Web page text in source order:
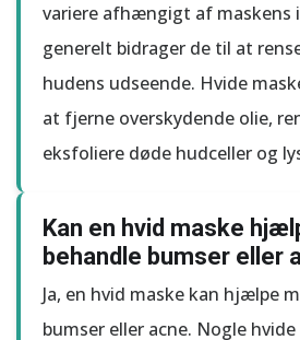
variere afhængigt af maskens
generelt bidrager de til at
hudens udseende. Hvide
at fjerne overskydende olie,
eksfoliere døde hudceller og
Kan en hvid maske
behandle bumser eller
Ja, en hvid maske kan hjælpe
bumser eller acne. Nogle